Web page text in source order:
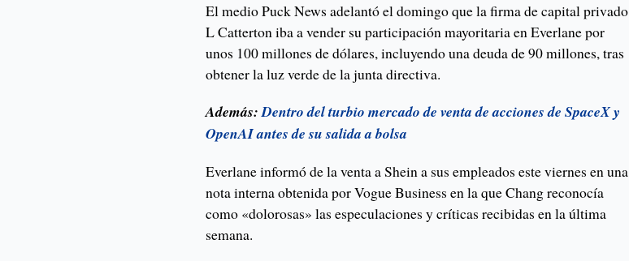
El medio Puck News adelantó el domingo que la firma de capital privado
L Catterton iba a vender su participación mayoritaria en Everlane por
unos 100 millones de dólares, incluyendo una deuda de 90 millones, tras
obtener la luz verde de la junta directiva.
Además:Dentro del turbio mercado de venta de acciones de SpaceX y
OpenAI antes de su salida a bolsa
Everlane informó de la venta a Shein a sus empleados este viernes en una
nota interna obtenida por Vogue Business en la que Chang reconocía
como «dolorosas» las especulaciones y críticas recibidas en la última
semana.